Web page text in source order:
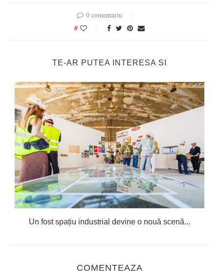
0 comentariu
0
TE-AR PUTEA INTERESA SI
Un fost spațiu industrial devine o nouă scenă...
COMENTEAZA